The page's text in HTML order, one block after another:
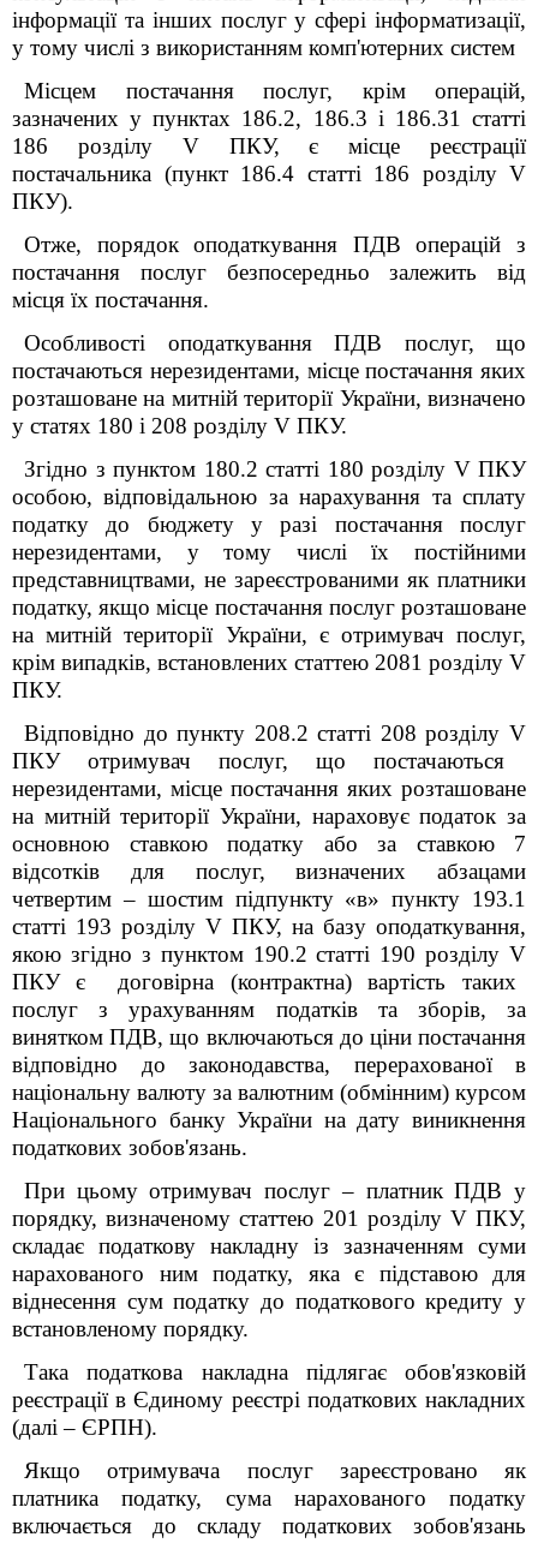
інформації та інших послуг у сфері інформатизації,
у тому числі з використанням комп'ютерних систем
Місцем постачання послуг, крім операцій,
зазначених у пунктах 186.2, 186.3 і 186.31статті
186 розділу V ПКУ, є місце реєстрації
постачальника (пункт 186.4 статті 186 розділу V
ПКУ).
Отже, порядок оподаткування ПДВ операцій з
постачання послуг безпосередньо залежить від
місця їх постачання.
Особливості оподаткування ПДВ послуг, що
постачаються нерезидентами, місце постачання яких
розташоване на митній території України, визначено
у статях 180 і 208 розділу V ПКУ.
Згідно з пунктом 180.2 статті 180 розділу V ПКУ
особою, відповідальною за нарахування та сплату
податку до бюджету у разі постачання послуг
нерезидентами, у тому числі їх постійними
представництвами, не зареєстрованими як платники
податку, якщо місце постачання послуг розташоване
на митній території України, є отримувач послуг,
крім випадків, встановлених статтею 2081 розділу V
ПКУ.
Відповідно до пункту 208.2 статті 208 розділу V
ПКУ отримувач послуг, що постачаються
нерезидентами, місце постачання яких розташоване
на митній території України, нараховує податок за
основною ставкою податку або за ставкою 7
відсотків для послуг, визначених абзацами
четвертим – шостим підпункту «в» пункту 193.1
статті 193 розділу V ПКУ, на базу оподаткування,
якою згідно з пунктом 190.2 статті 190 розділу V
ПКУ є договірна (контрактна) вартість таких
послуг з урахуванням податків та зборів, за
винятком ПДВ, що включаються до ціни постачання
відповідно до законодавства, перерахованої в
національну валюту за валютним (обмінним) курсом
Національного банку України на дату виникнення
податкових зобов'язань.
При цьому отримувач послуг – платник ПДВ у
порядку, визначеному статтею 201 розділу V ПКУ,
складає податкову накладну із зазначенням суми
нарахованого ним податку, яка є підставою для
віднесення сум податку до податкового кредиту у
встановленому порядку.
Така податкова накладна підлягає обов'язковій
реєстрації в Єдиному реєстрі податкових накладних
(далі –­ ЄРПН).
Якщо отримувача послуг зареєстровано як
платника податку, сума нарахованого податку
включається до складу податкових зобов'язань